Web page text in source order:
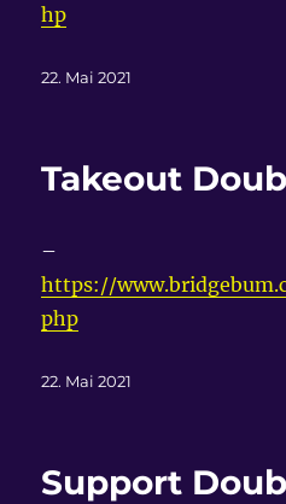
hp
Veröffentlicht
22. Mai 2021
Takeout
–
https://
php
Veröffentlicht
22. Mai 2021
Support